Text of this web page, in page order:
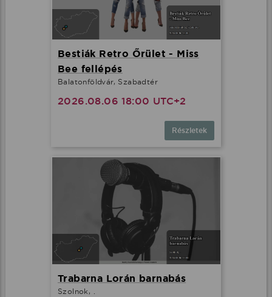
Bestiák Retro Őrület - Miss
Bee fellépés
Balatonföldvár, Szabadtér
2026.08.06 18:00 UTC+2
Részletek
Trabarna Lorán barnabás
Szolnok, .